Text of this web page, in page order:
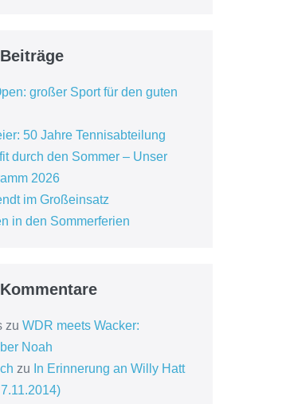
großer Sport für den guten
50 Jahre Tennisabteilung
durch den Sommer – Unser
2026
im Großeinsatz
in den Sommerferien
zu WDR meets Wacker:
Noah
zu In Erinnerung an Willy Hatt